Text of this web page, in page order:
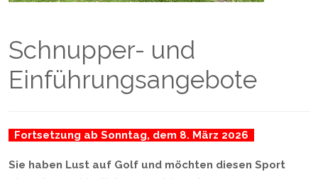
Schnupper- und
Einführungsangebote
Fortsetzung ab Sonntag, dem 8. März 2026
Sie haben Lust auf Golf und möchten diesen Sport